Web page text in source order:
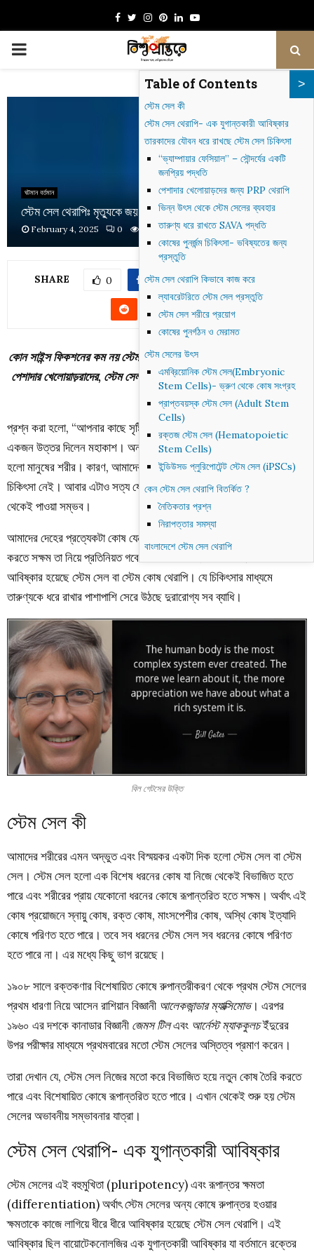
Facebook
TwitterInstagram
Pinterest
LinkedinYoutube
PRIMARY
ঘটমান বর্তমান
স্টেম সেল থেরাপিঃ মৃত্যুকে জয় করার দ্বার প্রান্তে
February 4, 2025 0 671
SHARE 0
কোন সাইন্স ফিকশনের কম নয় স্টেম সেল থেরাপি।চলচ্চিত্রের নায়ক-নায়িকা এবং
পেশাদার খেলোয়াড়রাদের, স্টেম সেল পদ্ধতি ব্যবহার করে মুছে ফেলছেন বার্ধক্যের
প্রশ্ন করা হলো, “আপনার কাছে সৃষ্টি জগতের সবচেয়ে রহস্যময় বিষয় কোনটা?”
একজন উত্তর দিলেন মহাকাশ। অন্যজন বললেন মহাকাশের চেয়েও রহস্যময়
হলো মানুষের শরীর। কারণ, আমাদের দেহ এমন রোগ বাধাতে সক্ষম যার কোন
চিকিৎসা নেই। আবার এটাও সত্য যে অনেক রোগেরই চিকিৎসার উপকরণ এই শরীর
থেকেই পাওয়া সম্ভব।
আমাদের দেহের প্রত্যেকটা কোষ যেন এক একটা রহস্য। আমাদের দেহ কী কী
করতে সক্ষম তা নিয়ে প্রতিনিয়ত গবেষণা চালিয়ে যাচ্ছেন বিজ্ঞানীরা। আর এভাবেই
আবিষ্কার হয়েছে স্টেম সেল বা স্টেম কোষ থেরাপি। যে চিকিৎসার মাধ্যমে
তারুণ্যকে ধরে রাখার পাশাপাশি সেরে উঠছে দুরারোগ্য সব ব্যাধি।
বিল গেটসের উক্তি
স্টেম সেল কী
আমাদের শরীরের এমন অদ্ভুত এবং বিস্ময়কর একটা দিক হলো স্টেম সেল বা স্টেম
সেল। স্টেম সেল হলো এক বিশেষ ধরনের কোষ যা নিজে থেকেই বিভাজিত হতে
পারে এবং শরীরের প্রায় যেকোনো ধরনের কোষে রূপান্তরিত হতে সক্ষম। অর্থাৎ এই
কোষ প্রয়োজনে স্নায়ু কোষ, রক্ত কোষ, মাংসপেশীর কোষ, অস্থি কোষ ইত্যাদি
কোষে পরিণত হতে পারে। তবে সব ধরনের স্টেম সেল সব ধরনের কোষে পরিণত
হতে পারে না। এর মধ্যে কিছু ভাগ রয়েছে।
১৯০৮ সালে রক্তকণার বিশেষায়িত কোষে রুপান্তরীকরণ থেকে প্রথম স্টেম সেলের
প্রথম ধারণা নিয়ে আসেন রাশিয়ান বিজ্ঞানী আলেকজান্ডার ম্যাক্সিমোভ। এরপর
১৯৬০ এর দশকে কানাডার বিজ্ঞানী জেমস টিলএবং আর্নেস্ট ম্যাককুলচইঁদুরের
উপর পরীক্ষার মাধ্যমে প্রথমবারের মতো স্টেম সেলের অস্তিত্ব প্রমাণ করেন।
তারা দেখান যে, স্টেম সেল নিজের মতো করে বিভাজিত হয়ে নতুন কোষ তৈরি করতে
পারে এবং বিশেষায়িত কোষে রূপান্তরিত হতে পারে। এখান থেকেই শুরু হয় স্টেম
সেলের অভাবনীয় সম্ভাবনার যাত্রা।
স্টেম সেল থেরাপি- এক যুগান্তকারী আবিষ্কার
স্টেম সেলের এই বহুমুখিতা (pluripotency) এবং রূপান্তর ক্ষমতা
(differentiation) অর্থাৎ স্টেম সেলের অন্য কোষে রুপান্তর হওয়ার
ক্ষমতাকে কাজে লাগিয়ে ধীরে ধীরে আবিষ্কার হয়েছে স্টেম সেল থেরাপি। এই
আবিষ্কার ছিল বায়োটেকনোলজির এক যুগান্তকারী আবিষ্কার যা বর্তমানে রক্তের
Table of Contents
স্টেম সেল কী
স্টেম সেল থেরাপি- এক যুগান্তকারী আবিষ্কার
তারকাদের যৌবন ধরে রাখছে স্টেম সেল চিকিৎসা
“ভ্যাম্পায়ার ফেসিয়াল” – সৌন্দর্যের একটি
জনপ্রিয় পদ্ধতি
পেশাদার খেলোয়াড়দের জন্য PRP থেরাপি
ভিন্ন উৎস থেকে স্টেম সেলের ব্যবহার
তারুণ্য ধরে রাখতে SAVA পদ্ধতি
কোষের পুনর্জন্ম চিকিৎসা- ভবিষ্যতের জন্য
প্রস্তুতি
স্টেম সেল থেরাপি কিভাবে কাজ করে
ল্যাবরেটরিতে স্টেম সেল প্রস্তুতি
স্টেম সেল শরীরে প্রয়োগ
কোষের পুনর্গঠন ও মেরামত
স্টেম সেলের উৎস
এমব্রিয়োনিক স্টেম সেল(Embryonic
Stem Cells)- ভ্রুণ থেকে কোষ সংগ্রহ
প্রাপ্তবয়স্ক স্টেম সেল (Adult Stem
Cells)
রক্তজ স্টেম সেল (Hematopoietic
Stem Cells)
ইন্ডিউসড প্লুরিপোটেন্ট স্টেম সেল (iPSCs)
কেন স্টেম সেল থেরাপি বিতর্কিত ?
নৈতিকতার প্রশ্ন
নিরাপত্তার সমস্যা
বাংলাদেশে স্টেম সেল থেরাপি